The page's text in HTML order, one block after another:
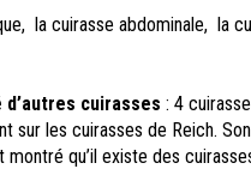
cuirasse abdominale, la
cuirasses : 4
sur les cuirasses de Reich.
montré qu’il existe des